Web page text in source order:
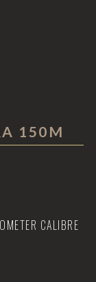
150M
CALIBRE